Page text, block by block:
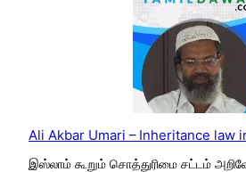
Ali Akbar Umari – Inheritance law
இஸ்லாம் கூறும் சொத்துரிமை சட்டம்